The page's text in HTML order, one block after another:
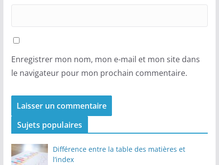
Enregistrer mon nom, mon e-mail et mon site dans
le navigateur pour mon prochain commentaire.
Sujets populaires
Différence entre la table des matières et
l’index